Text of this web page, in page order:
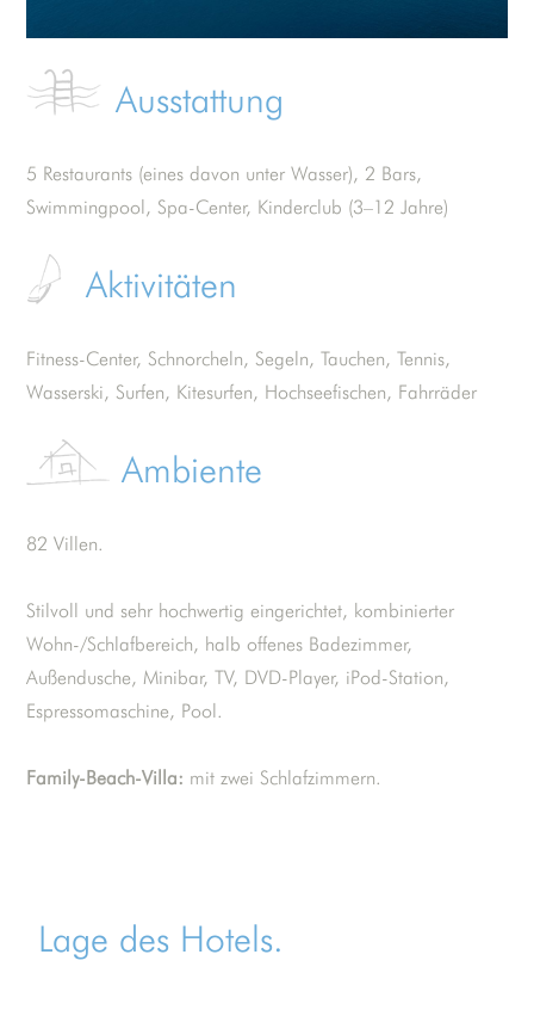
Ausstattung
5 Restaurants (eines davon unter Wasser), 2 Bars,
Swimmingpool, Spa-Center, Kinderclub (3–12 Jahre)
Aktivitäten
Fitness-Center, Schnorcheln, Segeln, Tauchen, Tennis,
Wasserski, Surfen, Kitesurfen, Hochseefischen, Fahrräder
Ambiente
82 Villen.
Stilvoll und sehr hochwertig eingerichtet, kombinierter
Wohn-/Schlafbereich, halb offenes Badezimmer,
Außendusche, Minibar, TV, DVD-Player, iPod-Station,
Espressomaschine, Pool.
Family-Beach-Villa: mit zwei Schlafzimmern.
Lage des Hotels.